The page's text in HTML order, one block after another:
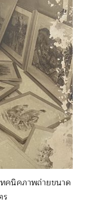
ทคนิคภาพถ่ายขนาด
ร